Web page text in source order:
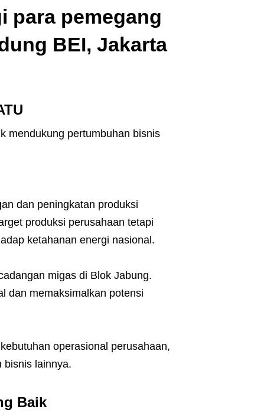
para pemegang
BEI, Jakarta
mendukung pertumbuhan bisnis
dan peningkatan produksi
produksi perusahaan tetapi
ketahanan energi nasional.
migas di Blok Jabung.
dan memaksimalkan potensi
operasional perusahaan,
bisnis lainnya.
Baik